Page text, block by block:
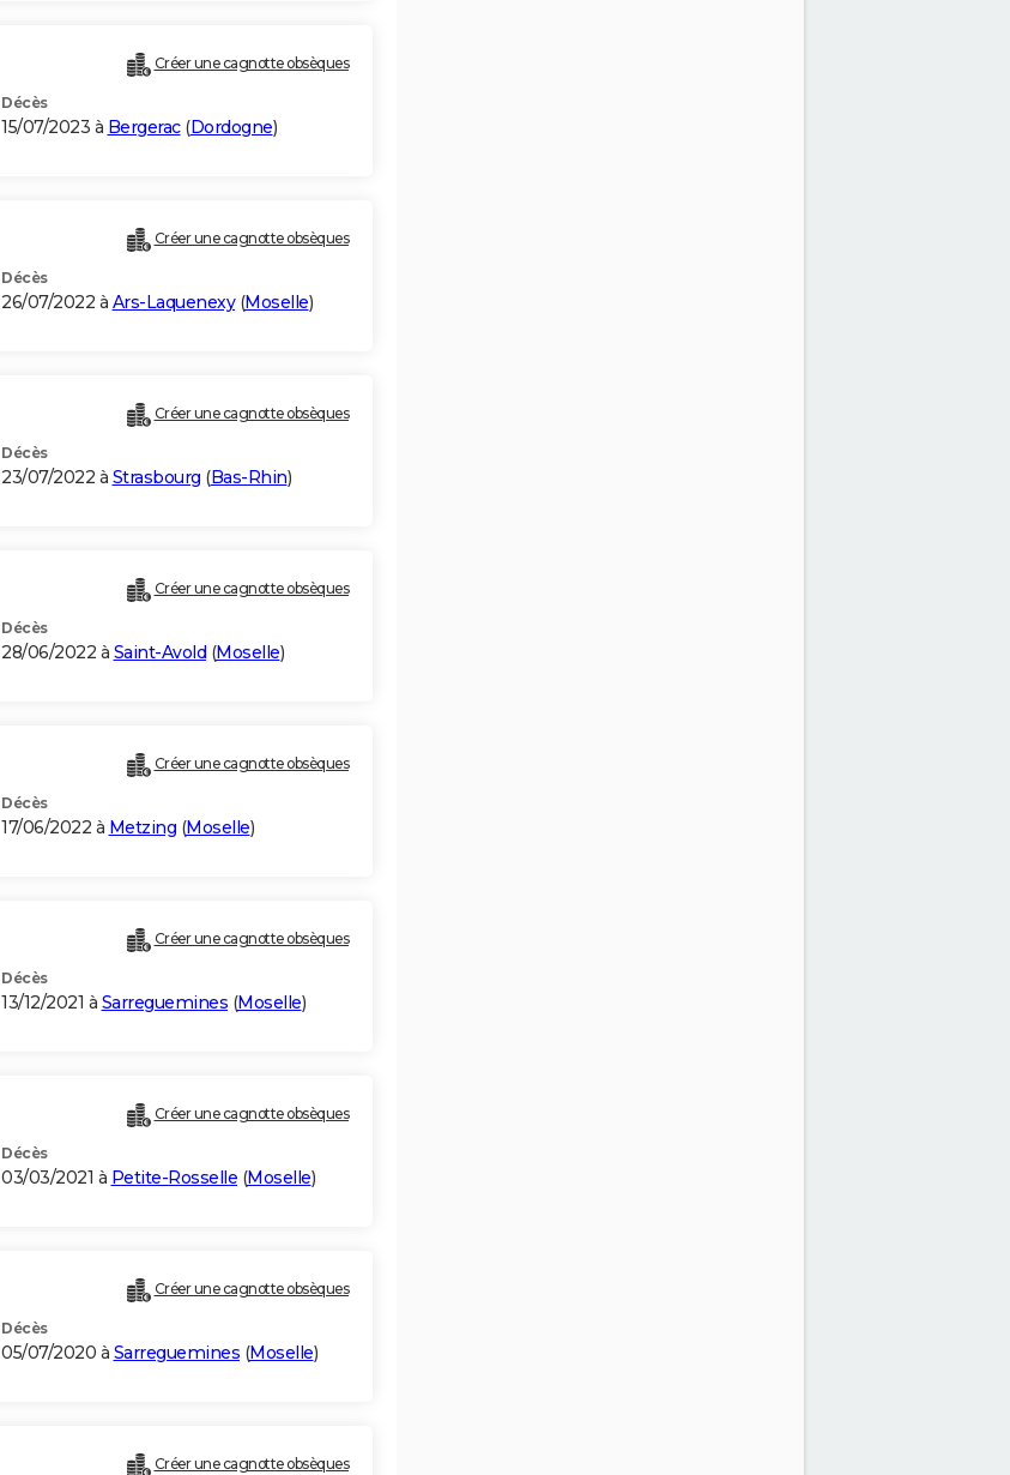
Créer une cagnotte obsèques
Décès
15/07/2023 à Bergerac(Dordogne)
Créer une cagnotte obsèques
Décès
26/07/2022 à Ars-Laquenexy(Moselle)
Créer une cagnotte obsèques
Décès
23/07/2022 à Strasbourg (Bas-Rhin)
Créer une cagnotte obsèques
Décès
28/06/2022 à Saint-Avold (Moselle)
Créer une cagnotte obsèques
Décès
17/06/2022 à Metzing (Moselle)
Créer une cagnotte obsèques
Décès
13/12/2021 à Sarreguemines (Moselle)
Créer une cagnotte obsèques
Décès
03/03/2021 à Petite-Rosselle (Moselle)
Créer une cagnotte obsèques
Décès
05/07/2020 à Sarreguemines (Moselle)
Créer une cagnotte obsèques